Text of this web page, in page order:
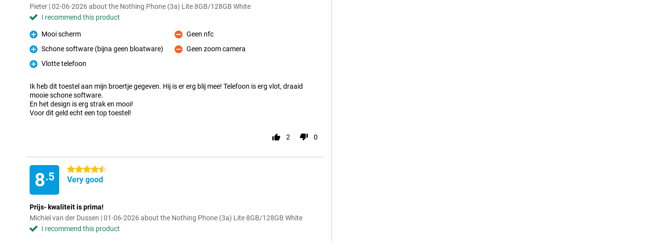
Pieter | 02-06-2026 about the Nothing Phone (3a) Lite 8GB/128GB White
I recommend this product
Pro
Mooi scherm
Pro
Schone software (bijna geen bloatware)
Pro
Vlotte telefoon
Con
Geen nfc
Con
Geen zoom camera
Ik heb dit toestel aan mijn broertje gegeven. Hij is er erg blij mee! Telefoon is erg vlot, draaid
mooie schone software.
En het design is erg strak en mooi!
Voor dit geld echt een top toestel!
2 0
8.5
4.5 stars
Very good
Prijs- kwaliteit is prima!
Michiel van der Dussen | 01-06-2026 about the Nothing Phone (3a) Lite 8GB/128GB White
I recommend this product